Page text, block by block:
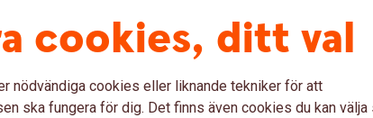
i butik. Du betalar genom att blippa din
för kontaktlösa betalningar visas.
cookies, ditt val
nödvändiga cookies eller liknande tekniker för att
ska fungera för dig. Det finns även cookies du kan välja